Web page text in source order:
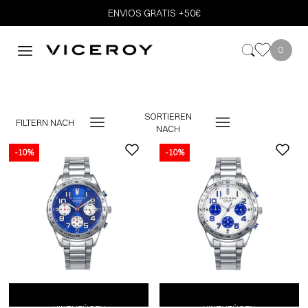
ENVIOS GRATIS +50€
0
FILTERN NACH
SORTIEREN
NACH
-10% -10%